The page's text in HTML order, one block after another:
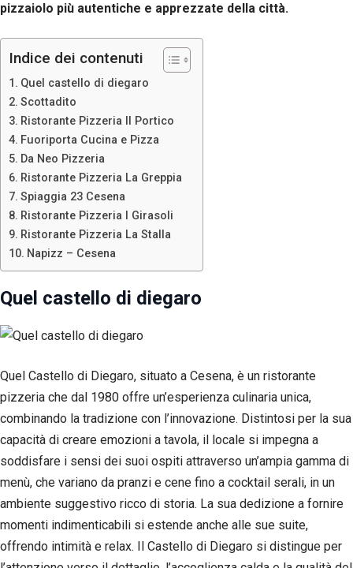
pizzaiolo più autentiche e apprezzate della città.
Indice dei contenuti
Quel castello di diegaro
Scottadito
Ristorante Pizzeria Il Portico
Fuoriporta Cucina e Pizza
Da Neo Pizzeria
Ristorante Pizzeria La Greppia
Spiaggia 23 Cesena
Ristorante Pizzeria I Girasoli
Ristorante Pizzeria La Stalla
Napizz – Cesena
Quel castello di diegaro
Quel Castello di Diegaro, situato a Cesena, è un ristorante
pizzeria che dal 1980 offre un’esperienza culinaria unica,
combinando la tradizione con l’innovazione. Distintosi per la sua
capacità di creare emozioni a tavola, il locale si impegna a
soddisfare i sensi dei suoi ospiti attraverso un’ampia gamma di
menù, che variano da pranzi e cene fino a cocktail serali, in un
ambiente suggestivo ricco di storia. La sua dedizione a fornire
momenti indimenticabili si estende anche alle sue suite,
offrendo intimità e relax. Il Castello di Diegaro si distingue per
Necessari
Questi cookie
non sono
Sono
necessari per il
corretto
funzionamento
del sito web.